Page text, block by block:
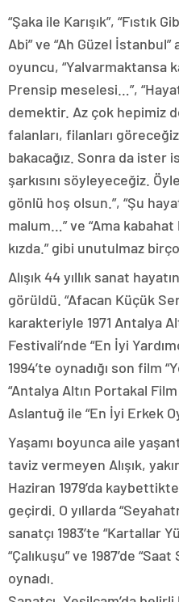
“Şaka ile Karışık”, “Fıstık
Abi” ve “Ah Güzel
oyuncu, “Yalvarmaktansa
Prensip meselesi…”,
demektir. Az çok hepimiz
falanları, filanları
bakacağız. Sonra da ister
şarkısını söyleyeceğiz.
gönlü hoş olsun.”, “Şu
malum…” ve “Ama
kızda.” gibi unutulmaz
Alışık 44 yıllık sanat
görüldü. “Afacan Küçük
karakteriyle 1971 Antalya
Festivali’nde “En İyi
1994’te oynadığı son film
“Antalya Altın Portakal
Aslantuğ ile “En İyi Erkek
Yaşamı boyunca aile
taviz vermeyen Alışık,
Haziran 1979’da
geçirdi. O yıllarda
sanatçı 1983’te “Kartallar
“Çalıkuşu” ve 1987’de
oynadı.